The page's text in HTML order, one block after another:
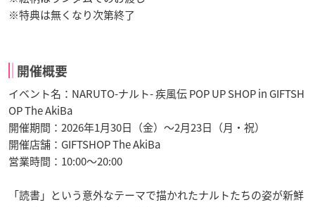
※特典は無くなり次第終了
開催概要
イベント名：NARUTO-ナルト- 疾風伝 POP UP SHOP in GIFTSH
OP The AkiBa
開催期間：2026年1月30日（金）～2月23日（月・祝）
開催店舗：GIFTSHOP The AkiBa
営業時間：10:00～20:00
「読書」という意外なテーマで描かれたナルトたちの姿が新鮮